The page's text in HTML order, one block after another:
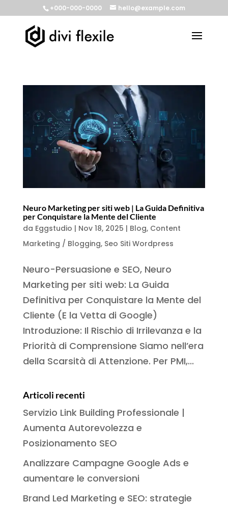
+000-000-0000 hello@example.com
Neuro Marketing per siti web | La Guida Definitiva
per Conquistare la Mente del Cliente
da Eggstudio | Nov 18, 2025 | Blog, Content
Marketing / Blogging, Seo Siti Wordpress
Neuro-Persuasione e SEO, Neuro
Marketing per siti web: La Guida
Definitiva per Conquistare la Mente del
Cliente (E la Vetta di Google)
Introduzione: Il Rischio di Irrilevanza e la
Priorità di Comprensione Siamo nell’era
della Scarsità di Attenzione. Per PMI,...
Articoli recenti
Servizio Link Building Professionale |
Aumenta Autorevolezza e
Posizionamento SEO
Analizzare Campagne Google Ads e
aumentare le conversioni
Brand Led Marketing e SEO: strategie